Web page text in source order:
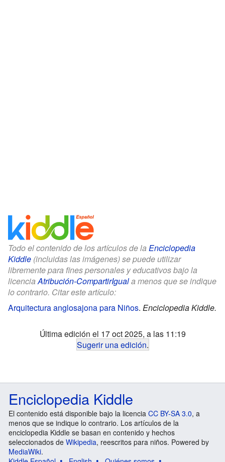
Todo el contenido de los artículos de la Enciclopedia
Kiddle (incluidas las imágenes) se puede utilizar
libremente para fines personales y educativos bajo la
licenciaAtribución-CompartirIguala menos que se indique
lo contrario. Citar este artículo:
Arquitectura anglosajona para Niños. Enciclopedia Kiddle.
Última edición el 17 oct 2025, a las 11:19
Sugerir una edición.
Enciclopedia Kiddle
El contenido está disponible bajo la licencia CC BY-SA 3.0, a
menos que se indique lo contrario. Los artículos de la
enciclopedia Kiddle se basan en contenido y hechos
seleccionados de Wikipedia, reescritos para niños. Powered by
MediaWiki.